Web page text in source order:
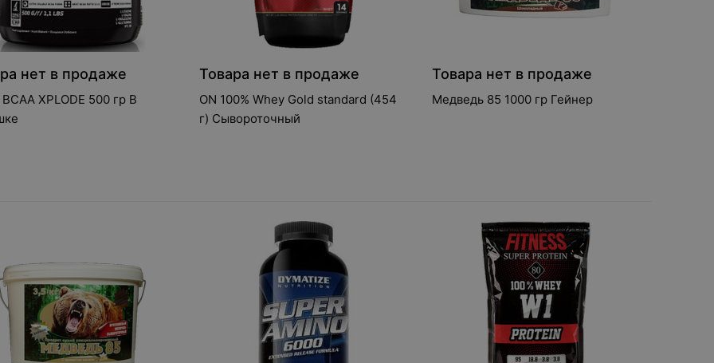
нет в продаже
XPLODE 500 гр В
Товара нет в продаже
ON 100% Whey Gold standard (454
г) Сывороточный
Товара нет в продаже
Медведь 85 1000 гр Гейнер